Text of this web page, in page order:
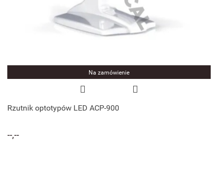
Na zamówienie
Rzutnik optotypów LED ACP-900
--,--